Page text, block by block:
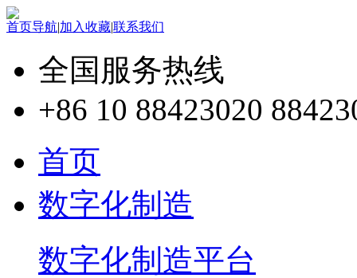
首页导航|加入收藏|联系我们
全国服务热线
+86 10 88423020
首页
数字化制造
数字化制造平台